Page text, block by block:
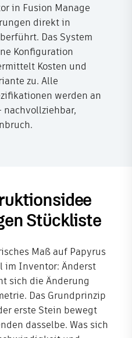
in Fusion Manage
direkt in
Das System
Konfiguration
Kosten und
zu. Alle
werden an
nachvollziehbar,
Stückliste
Maß auf Papyrus
im Inventor: Änderst
sich die Änderung
Das Grundprinzip
erste Stein bewegt
dasselbe. Was sich